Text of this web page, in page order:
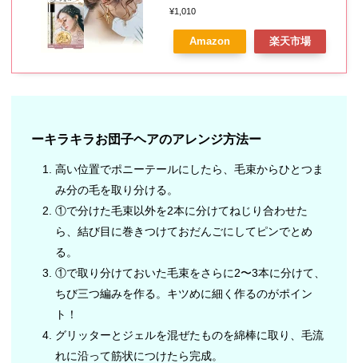
フレーク キラキラ 結婚式 披露宴
ヘアドレス
¥1,010
Amazon 楽天市場
ーキラキラお団子ヘアのアレンジ方法ー
高い位置でポニーテールにしたら、毛束からひとつま
み分の毛を取り分ける。
①で分けた毛束以外を2本に分けてねじり合わせた
ら、結び目に巻きつけておだんごにしてピンでとめ
る。
①で取り分けておいた毛束をさらに2〜3本に分けて、
ちび三つ編みを作る。キツめに細く作るのがポイン
ト！
グリッターとジェルを混ぜたものを綿棒に取り、毛流
れに沿って筋状につけたら完成。